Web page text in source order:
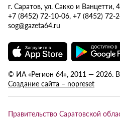
г. Саратов, ул. Сакко и Ванцетти,
+7 (8452) 72-10-06, +7 (8452) 72-
sog@gazeta64.ru
© ИА «Регион 64», 2011 — 2026.
Создание сайта – nopreset
Правительство Саратовской